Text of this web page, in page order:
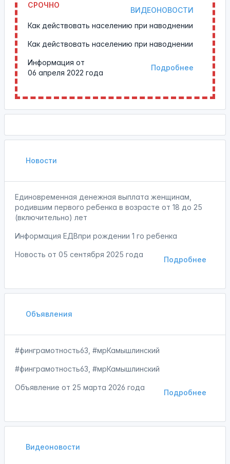
СРОЧНО
ВИДЕОНОВОСТИ
Как действовать населению при наводнении
Как действовать населению при наводнении
Подробнее
Информация от
06 апреля 2022 года
Новости
Единовременная денежная выплата женщинам,
родившим первого ребенка в возрасте от 18 до 25
(включительно) лет
Информация ЕДВпри рождении 1 го ребенка
Подробнее
Новость от 05 сентября 2025 года
Объявления
#финграмотность63, #мрКамышлинский
#финграмотность63, #мрКамышлинский
Подробнее
Объявление от 25 марта 2026 года
Видеоновости